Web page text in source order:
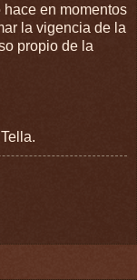
en momentos
la vigencia de la
propio de la